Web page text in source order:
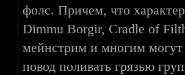
фолс. Причем, что
Dimmu Borgir, Cradle of
мейнстрим и многим могут
повод поливать грязью